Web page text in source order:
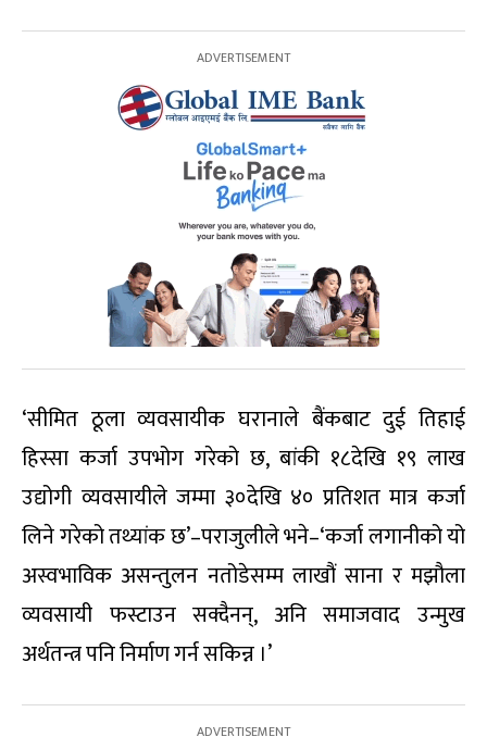
‘सीमित ठूला व्यवसायीक घरानाले बैंकबाट दुई तिहाई
हिस्सा कर्जा उपभोग गरेको छ, बांकी १८देखि १९ लाख
उद्योगी व्यवसायीले जम्मा ३०देखि ४० प्रतिशत मात्र कर्जा
लिने गरेको तथ्यांक छ’–पराजुलीले भने–‘कर्जा लगानीको यो
अस्वभाविक असन्तुलन नतोडेसम्म लाखौं साना र मझौला
व्यवसायी फस्टाउन सक्दैनन्, अनि समाजवाद उन्मुख
अर्थतन्त्र पनि निर्माण गर्न सकिन्न ।’